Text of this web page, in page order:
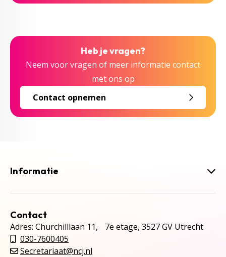
Heb je vragen?
Neem voor vragen of meer informatie contact
met ons op
Contact opnemen
Informatie
Contact
Adres: Churchilllaan 11, 7e etage, 3527 GV Utrecht
030-7600405
Secretariaat@ncj.nl